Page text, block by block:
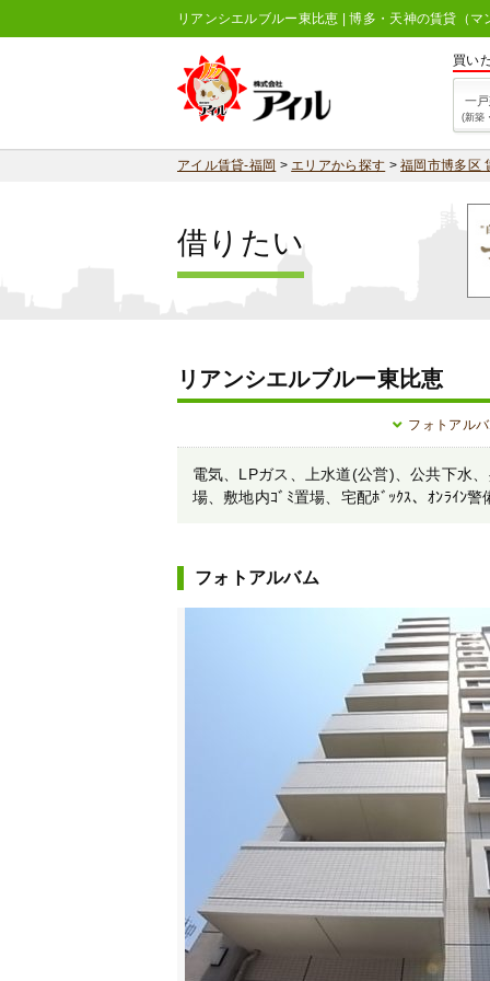
リアンシエルブルー東比恵 | 博多・天神の賃貸（
買い
一
(新築
アイル賃貸-福岡 >エリアから探す >福岡市博多区
借りたい
リアンシエルブルー東比恵
フォトアル
電気、LPガス、上水道(公営)、公共下水
場、敷地内ｺﾞﾐ置場、宅配ﾎﾞｯｸｽ、ｵﾝﾗｲﾝ
フォトアルバム